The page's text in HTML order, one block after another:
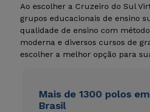
Ao escolher a Cruzeiro do Sul
grupos educacionais de ensino
qualidade de ensino com
moderna e diversos cursos de
escolher a melhor opção para
Mais de 1300 polos
Brasil